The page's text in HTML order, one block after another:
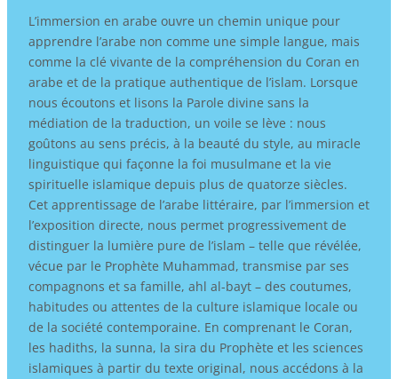
L’immersion en arabe ouvre un chemin unique pour
apprendre l’arabe non comme une simple langue, mais
comme la clé vivante de la compréhension du Coran en
arabe et de la pratique authentique de l’islam. Lorsque
nous écoutons et lisons la Parole divine sans la
médiation de la traduction, un voile se lève : nous
goûtons au sens précis, à la beauté du style, au miracle
linguistique qui façonne la foi musulmane et la vie
spirituelle islamique depuis plus de quatorze siècles.
Cet apprentissage de l’arabe littéraire, par l’immersion et
l’exposition directe, nous permet progressivement de
distinguer la lumière pure de l’islam – telle que révélée,
vécue par le Prophète Muhammad, transmise par ses
compagnons et sa famille, ahl al-bayt – des coutumes,
habitudes ou attentes de la culture islamique locale ou
de la société contemporaine. En comprenant le Coran,
les hadiths, la sunna, la sira du Prophète et les sciences
islamiques à partir du texte original, nous accédons à la